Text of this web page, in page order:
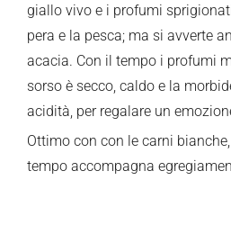
giallo vivo e i profumi
pera e la pesca; ma si avverte
acacia. Con il tempo i profumi
sorso è secco, caldo e la
acidità, per regalare un
Ottimo con con le carni
tempo accompagna